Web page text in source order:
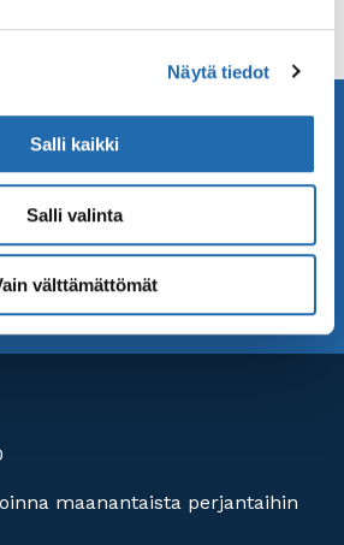
Näytä tiedot
Salli kaikki
Salli valinta
välttämättömät
seuraavaksi? Löydä meiltä
inspiraatiota!
uutiskirje! Vastaanota
ja matkavinkit.
UUTISKIRJEARKISTO
maanantaista perjantaihin